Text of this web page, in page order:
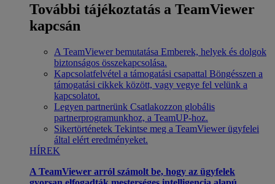
További tájékoztatás a TeamViewer
kapcsán
A TeamViewer bemutatása Emberek, helyek és dolgok
biztonságos összekapcsolása.
Kapcsolatfelvétel a támogatási csapattal Böngésszen a
támogatási cikkek között, vagy vegye fel velünk a
kapcsolatot.
Legyen partnerünk Csatlakozzon globális
partnerprogramunkhoz, a TeamUP-hoz.
Sikertörténetek Tekintse meg a TeamViewer ügyfelei
által elért eredményeket.
HÍREK
A TeamViewer arról számolt be, hogy az ügyfelek